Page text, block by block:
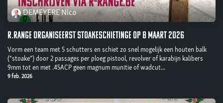
DEMEYERE Nico
R.Range organiseerst stoakeschietinge op 8 maart 2026
Vorm een team met 5 schutters en schiet zo snel mogelijk een houten balk
(“stoake”) door 2 passages per ploeg pistool, revolver of karabijn kalibers
9mm tot en met .45ACP geen magnum munitie of wadcut...
9 feb. 2026